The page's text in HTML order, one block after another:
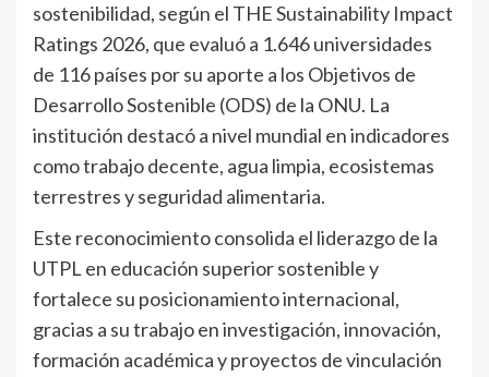
sostenibilidad, según el THE Sustainability Impact
Ratings 2026, que evaluó a 1.646 universidades
de 116 países por su aporte a los Objetivos de
Desarrollo Sostenible (ODS) de la ONU. La
institución destacó a nivel mundial en indicadores
como trabajo decente, agua limpia, ecosistemas
terrestres y seguridad alimentaria.
Este reconocimiento consolida el liderazgo de la
UTPL en educación superior sostenible y
fortalece su posicionamiento internacional,
gracias a su trabajo en investigación, innovación,
formación académica y proyectos de vinculación